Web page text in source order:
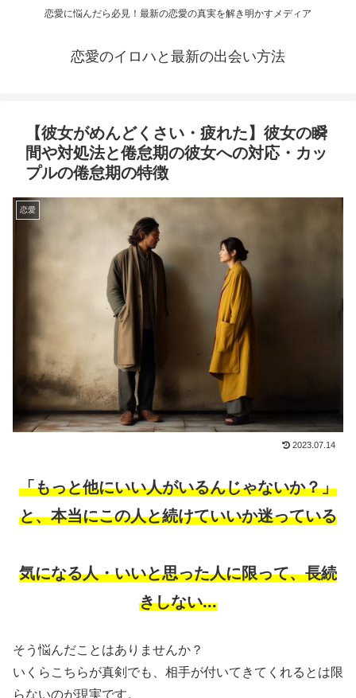
恋愛に悩んだら必見！最新の恋愛の真実を解き明かすメディア
恋愛のイロハと最新の出会い方法
【彼女がめんどくさい・疲れた】彼女の瞬
間や対処法と倦怠期の彼女への対応・カッ
プルの倦怠期の特徴
恋愛
2023.07.14